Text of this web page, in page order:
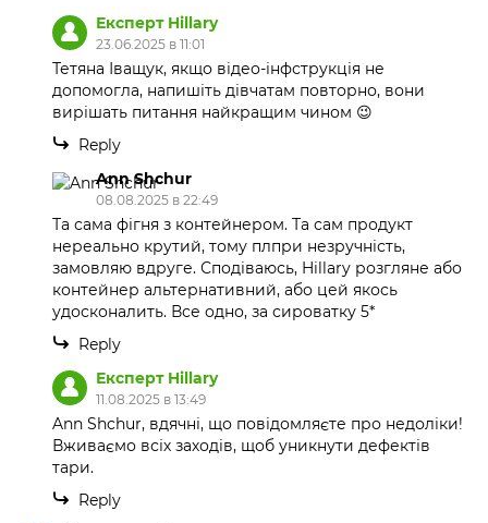
Експерт Hillary
23.06.2025 в 11:01
Тетяна Іващук, якщо відео-інфструкція не
допомогла, напишіть дівчатам повторно, вони
вирішать питання найкращим чином 😉
Reply
Ann Shchur
08.08.2025 в 22:49
Та сама фігня з контейнером. Та сам продукт
нереально крутий, тому плпри незручність,
замовляю вдруге. Сподіваюсь, Hillary розгляне або
контейнер альтернативний, або цей якось
удосконалить. Все одно, за сироватку 5*
Reply
Експерт Hillary
11.08.2025 в 13:49
Ann Shchur, вдячні, що повідомляєте про недоліки!
Вживаємо всіх заходів, щоб уникнути дефектів
тари.
Reply